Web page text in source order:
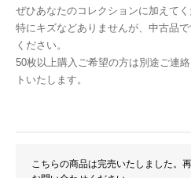
ぜひあなたのコレクションに加えてく
特にキズなどありませんが、中古品
ください。
50枚以上購入ご希望の方は別途ご連
トいたします。
こちらの商品は完売いたしました。